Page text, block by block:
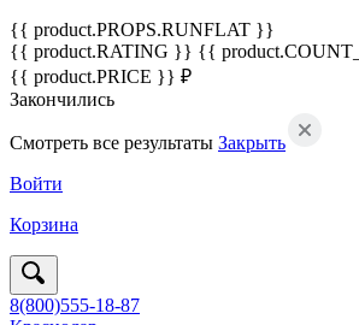
{{ product.PROPS.RUNFLAT }}
{{ product.RATING }} {{
{{ product.PRICE }} ₽
Закончились
Смотреть все результаты Закрыть
Войти
Корзина
8(800)555-18-87